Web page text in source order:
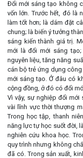
Đổi mới sáng tạo không
vốn lớn. Trước hết, đó là
làm tốt hơn; là dám đặt
chung; là biến ý tưởng
sáng kiến thành giá trị.
mới là đổi mới sáng
nguyên liệu, tăng năng
cán bộ trẻ ứng dụng
mới sáng tạo. Ở đâu có
cộng đồng, ở đó có đổi
Vì vậy, sự nghiệp đổi
vài lĩnh vực thời thượng
Trong học tập, thanh
năng lực tự học suốt đời,
nghiên cứu khoa học.
quy trình nhưng không
đã có. Trong sản xuất,